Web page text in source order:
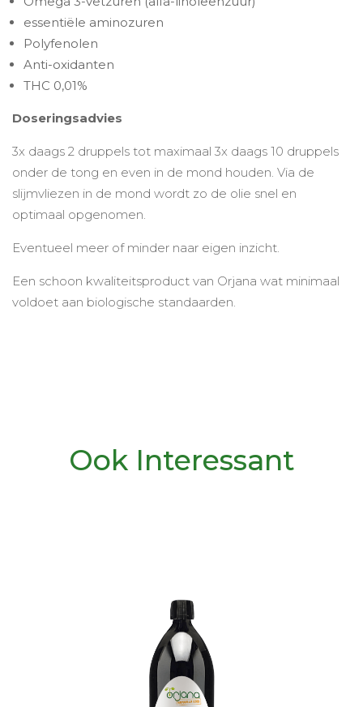
essentiële aminozuren
Polyfenolen
Anti-oxidanten
THC 0,01%
Doseringsadvies
3x daags 2 druppels tot maximaal 3x daags 10 druppels
onder de tong en even in de mond houden. Via de
slijmvliezen in de mond wordt zo de olie snel en
optimaal opgenomen.
Eventueel meer of minder naar eigen inzicht.
Een schoon kwaliteitsproduct van Orjana wat minimaal
voldoet aan biologische standaarden.
Ook Interessant